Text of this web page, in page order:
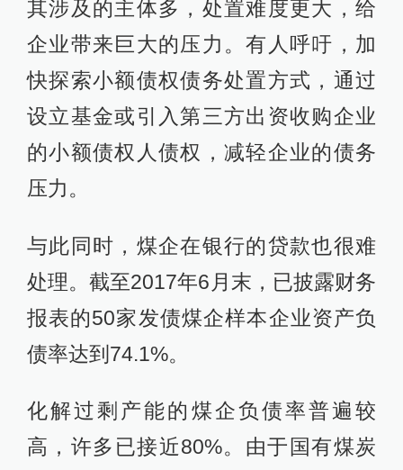
其涉及的主体多，处置难度更大，给
企业带来巨大的压力。有人呼吁，加
快探索小额债权债务处置方式，通过
设立基金或引入第三方出资收购企业
的小额债权人债权，减轻企业的债务
压力。
与此同时，煤企在银行的贷款也很难
处理。截至2017年6月末，已披露财务
报表的50家发债煤企样本企业资产负
债率达到74.1%。
化解过剩产能的煤企负债率普遍较
高，许多已接近80%。由于国有煤炭